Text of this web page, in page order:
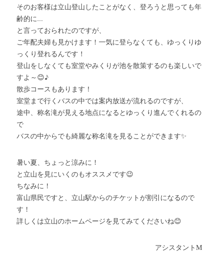
そのお客様は立山登山したことがなく、登ろうと思っても年
齢的に...
と言っておられたのですが、
ご年配夫婦も見かけます！一気に登らなくても、ゆっくりゆ
っくり登れるんです！
登山をしなくても室堂やみくりが池を散策するのも楽しいで
すよ～😊♪
散歩コースもあります！
室堂まで行くバスの中では案内放送が流れるのですが、
途中、称名滝が見える地点になるとゆっくり進んでくれるの
で
バスの中からでも綺麗な称名滝を見ることができます✨
暑い夏、ちょっと涼みに！
と立山を見にいくのもオススメです😉
ちなみに！
富山県民ですと、立山駅からのチケットが割引になるので
す！
詳しくは立山のホームページを見てみてくださいね😊
アシスタントM